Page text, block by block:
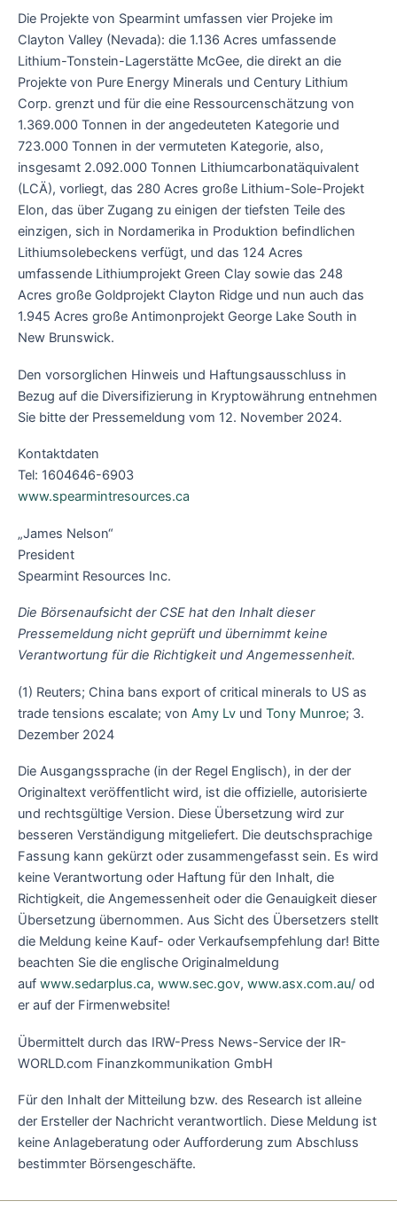
Die Projekte von Spearmint umfassen vier Projeke im
Clayton Valley (Nevada): die 1.136 Acres umfassende
Lithium-Tonstein-Lagerstätte McGee, die direkt an die
Projekte von Pure Energy Minerals und Century Lithium
Corp. grenzt und für die eine Ressourcenschätzung von
1.369.000 Tonnen in der angedeuteten Kategorie und
723.000 Tonnen in der vermuteten Kategorie, also,
insgesamt 2.092.000 Tonnen Lithiumcarbonatäquivalent
(LCÄ), vorliegt, das 280 Acres große Lithium-Sole-Projekt
Elon, das über Zugang zu einigen der tiefsten Teile des
einzigen, sich in Nordamerika in Produktion befindlichen
Lithiumsolebeckens verfügt, und das 124 Acres
umfassende Lithiumprojekt Green Clay sowie das 248
Acres große Goldprojekt Clayton Ridge und nun auch das
1.945 Acres große Antimonprojekt George Lake South in
New Brunswick.
Den vorsorglichen Hinweis und Haftungsausschluss in
Bezug auf die Diversifizierung in Kryptowährung entnehmen
Sie bitte der Pressemeldung vom 12. November 2024.
Kontaktdaten
Tel: 1604646-6903
www.spearmintresources.ca
„James Nelson“
President
Spearmint Resources Inc.
Die Börsenaufsicht der CSE hat den Inhalt dieser
Pressemeldung nicht geprüft und übernimmt keine
Verantwortung für die Richtigkeit und Angemessenheit.
(1) Reuters; China bans export of critical minerals to US as
trade tensions escalate; von Amy Lv und Tony Munroe; 3.
Dezember 2024
Die Ausgangssprache (in der Regel Englisch), in der der
Originaltext veröffentlicht wird, ist die offizielle, autorisierte
und rechtsgültige Version. Diese Übersetzung wird zur
besseren Verständigung mitgeliefert. Die deutschsprachige
Fassung kann gekürzt oder zusammengefasst sein. Es wird
keine Verantwortung oder Haftung für den Inhalt, die
Richtigkeit, die Angemessenheit oder die Genauigkeit dieser
Übersetzung übernommen. Aus Sicht des Übersetzers stellt
die Meldung keine Kauf- oder Verkaufsempfehlung dar! Bitte
beachten Sie die englische Originalmeldung
auf www.sedarplus.ca, www.sec.gov, www.asx.com.au/ od
er auf der Firmenwebsite!
Übermittelt durch das IRW-Press News-Service der IR-
WORLD.com Finanzkommunikation GmbH
Für den Inhalt der Mitteilung bzw. des Research ist alleine
der Ersteller der Nachricht verantwortlich. Diese Meldung ist
keine Anlageberatung oder Aufforderung zum Abschluss
bestimmter Börsengeschäfte.